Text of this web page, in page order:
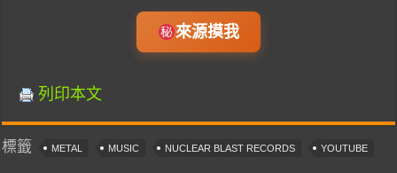
來源摸我
列印本文
標籤 METAL MUSIC NUCLEAR BLAST RECORDS YOUTUBE